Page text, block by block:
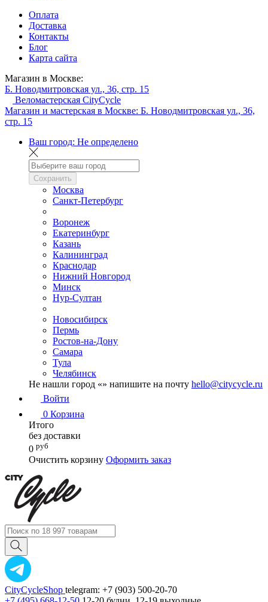
Оплата
Доставка
Контакты
Блог
Карта сайта
Магазин в Москве:
Б. Новодмитровская ул., 36, стр. 15
Веломастерская CityCycle
Магазин и мастерская в Москве: Б. Новодмитровская ул., 36,
стр. 15
Ваш город: Не определено
Сохранить
Москва
Санкт-Петербург
Воронеж
Екатеринбург
Казань
Калининград
Краснодар
Нижний Новгород
Минск
Нур-Султан
Новосибирск
Пермь
Ростов-на-Дону
Самара
Тула
Челябинск
Не нашли город «» напишите на почту hello@citycycle.ru
Войти
0 Корзина
Итого
без доставки
0 руб
Очистить корзину Оформить заказ
CityCycleShop telegram: +7 (903) 500-20-70